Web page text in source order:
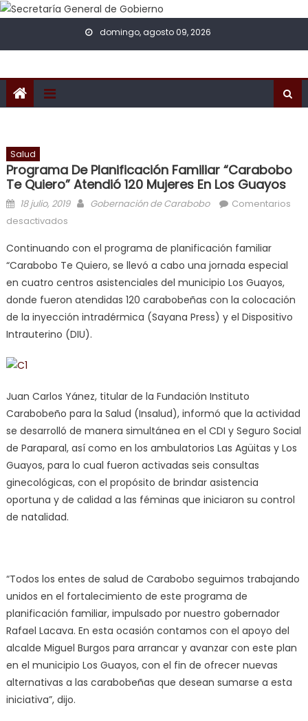
Skip to content
domingo, agosto 09, 2026
Salud
Programa De Planificación Familiar “Carabobo
Te Quiero” Atendió 120 Mujeres En Los Guayos
Posted on
18 julio, 2019 Author
Gobernación de Carabobo
Comentarios
desactivados
Continuando con el programa de planificación familiar
“Carabobo Te Quiero, se llevó a cabo una jornada especial
en cuatro centros asistenciales del municipio Los Guayos,
donde fueron atendidas 120 carabobeñas con la colocación
de la inyección intradérmica (Sayana Press) y el Dispositivo
Intrauterino (DIU).
Juan Carlos Yánez, titular de la Fundación Instituto
Carabobeño para la Salud (Insalud), informó que la actividad
se desarrolló de manera simultánea en el CDI y Seguro Social
de Paraparal, así como en los ambulatorios Las Agüitas y Los
Guayos, para lo cual fueron activadas seis consultas
ginecológicas, con el propósito de brindar asistencia
oportuna y de calidad a las féminas que iniciaron su control
de natalidad.
“Todos los entes de salud de Carabobo seguimos trabajando
unidos en el fortalecimiento de este programa de
planificación familiar, impulsado por nuestro gobernador
Rafael Lacava. En esta ocasión contamos con el apoyo del
alcalde Miguel Burgos para arrancar y avanzar con este plan
en el municipio Los Guayos, con el fin de ofrecer nuevas
alternativas a las carabobeñas que desean sumarse a esta
iniciativa”, dijo.